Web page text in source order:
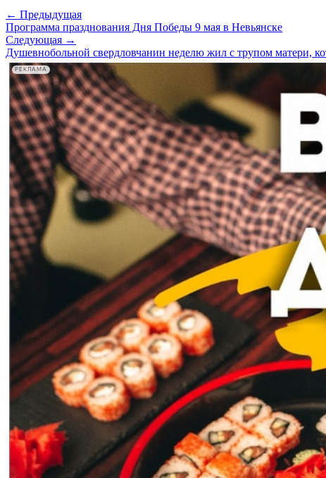
← Предыдущая
Программа празднования Дня Победы 9 мая в Невьянске
Следующая →
Душевнобольной свердловчанин неделю жил с трупом матери,
РЕКЛАМА